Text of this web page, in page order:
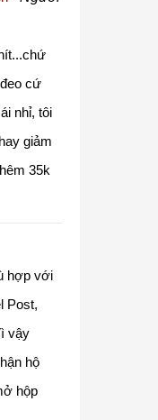
cứ
nhỉ, tôi
giảm
35k
hợp với
Post,
vậy
hộ
hộp